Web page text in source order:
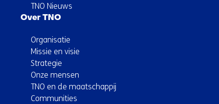
TNO Nieuws
Over TNO
Organisatie
Missie en visie
Strategie
Onze mensen
TNO en de maatschappij
Communities